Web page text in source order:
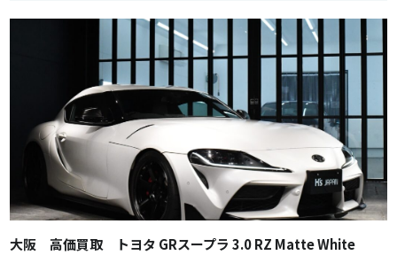
大阪 高価買取 トヨタ GRスープラ 3.0 RZ Matte White